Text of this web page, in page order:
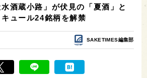
酒蔵小路」が伏見の「夏酒」と
ュール24銘柄を解禁
SAKETIMES編集部